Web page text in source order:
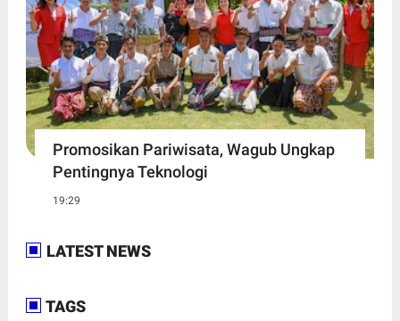
Promosikan Pariwisata, Wagub Ungkap
Pentingnya Teknologi
19:29
LATEST NEWS
TAGS